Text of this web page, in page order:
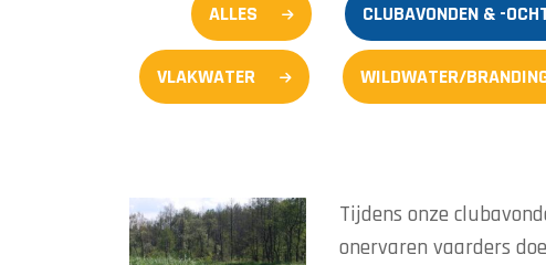
ALLES CLUBAVONDEN & -
VLAKWATER WILDWATER/
Tijdens onze
onervaren vaarders